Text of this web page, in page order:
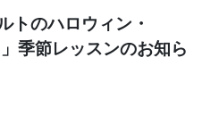
トのハロウィン・
季節レッスンのお知ら